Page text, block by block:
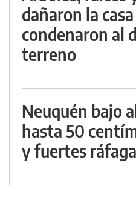
dañaron la
condenaron al
terreno
Neuquén bajo
hasta 50
y fuertes